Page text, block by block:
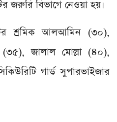
জরুরি বিভাগে নেওয়া হয়।
শ্রমিক আলআমিন (৩০),
জালাল মোল্লা (৪০),
গার্ড সুপারভাইজার